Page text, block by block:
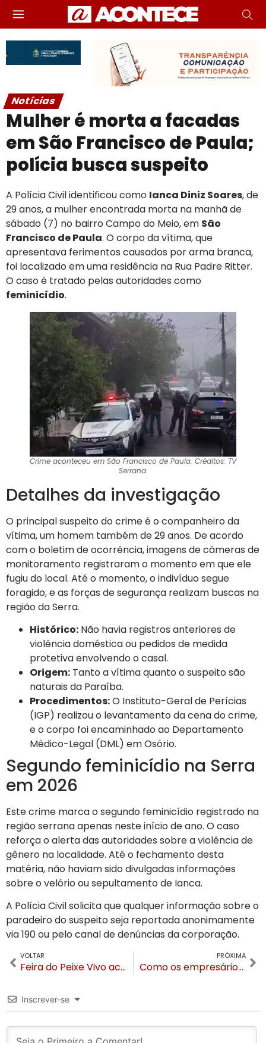
Notícias
Mulher é morta a facadas
em São Francisco de Paula;
polícia busca suspeito
A Polícia Civil identificou como Ianca Diniz Soares, de
29 anos, a mulher encontrada morta na manhã de
sábado (7) no bairro Campo do Meio, em São
Francisco de Paula. O corpo da vítima, que
apresentava ferimentos causados por arma branca,
foi localizado em uma residência na Rua Padre Ritter.
O caso é tratado pelas autoridades como
feminicídio.
Crime aconteceu em São Francisco de Paula. Créditos: TV
Serrana.
Detalhes da investigação
O principal suspeito do crime é o companheiro da
vítima, um homem também de 29 anos. De acordo
com o boletim de ocorrência, imagens de câmeras de
monitoramento registraram o momento em que ele
fugiu do local. Até o momento, o indivíduo segue
foragido, e as forças de segurança realizam buscas na
região da Serra.
Histórico: Não havia registros anteriores de
violência doméstica ou pedidos de medida
protetiva envolvendo o casal.
Origem: Tanto a vítima quanto o suspeito são
naturais da Paraíba.
Procedimentos:O Instituto-Geral de Perícias
(IGP) realizou o levantamento da cena do crime,
e o corpo foi encaminhado ao Departamento
Médico-Legal (DML) em Osório.
Segundo feminicídio na Serra
em 2026
Este crime marca o segundo feminicídio registrado na
região serrana apenas neste início de ano. O caso
reforça o alerta das autoridades sobre a violência de
gênero na localidade. Até o fechamento desta
matéria, não haviam sido divulgadas informações
sobre o velório ou sepultamento de Ianca.
A Polícia Civil solicita que qualquer informação sobre o
paradeiro do suspeito seja reportada anonimamente
via 190 ou pelo canal de denúncias da corporação.
VOLTAR
Feira do Peixe Vivo acontece neste sábado (07) na Várzea Grande
PRÓXIMA
Como os empresários Priscila e Juliano Miyake elevam o padrão de gestão imobiliária em Gramado e Canela
Inscrever-se